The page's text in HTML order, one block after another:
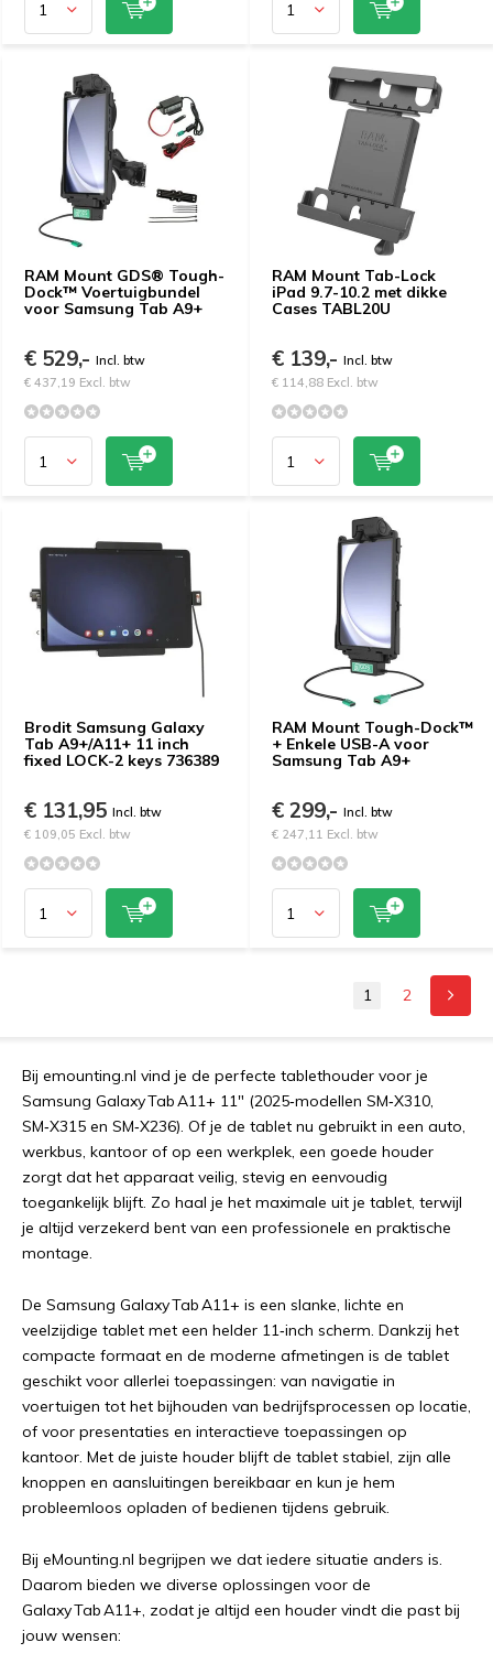
RAM Mount GDS® Tough-
Dock™ Voertuigbundel
voor Samsung Tab A9+
€ 529,- Incl. btw
€ 437,19 Excl. btw
RAM Mount Tab-Lock
iPad 9.7-10.2 met dikke
Cases TABL20U
€ 139,- Incl. btw
€ 114,88 Excl. btw
Brodit Samsung Galaxy
Tab A9+/A11+ 11 inch
fixed LOCK-2 keys 736389
€ 131,95 Incl. btw
€ 109,05 Excl. btw
RAM Mount Tough-Dock™
+ Enkele USB-A voor
Samsung Tab A9+
€ 299,- Incl. btw
€ 247,11 Excl. btw
1 2
Bij emounting.nl vind je de perfecte tablethouder voor je
Samsung Galaxy Tab A11+ 11″ (2025‑modellen SM‑X310,
SM‑X315 en SM‑X236). Of je de tablet nu gebruikt in een auto,
werkbus, kantoor of op een werkplek, een goede houder
zorgt dat het apparaat veilig, stevig en eenvoudig
toegankelijk blijft. Zo haal je het maximale uit je tablet, terwijl
je altijd verzekerd bent van een professionele en praktische
montage.
De Samsung Galaxy Tab A11+ is een slanke, lichte en
veelzijdige tablet met een helder 11‑inch scherm. Dankzij het
compacte formaat en de moderne afmetingen is de tablet
geschikt voor allerlei toepassingen: van navigatie in
voertuigen tot het bijhouden van bedrijfsprocessen op locatie,
of voor presentaties en interactieve toepassingen op
kantoor. Met de juiste houder blijft de tablet stabiel, zijn alle
knoppen en aansluitingen bereikbaar en kun je hem
probleemloos opladen of bedienen tijdens gebruik.
Bij eMounting.nl begrijpen we dat iedere situatie anders is.
Daarom bieden we diverse oplossingen voor de
Galaxy Tab A11+, zodat je altijd een houder vindt die past bij
jouw wensen: